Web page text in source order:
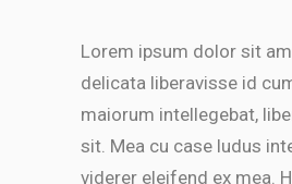
Lorem ipsum dolor sit
delicata liberavisse id
maiorum intellegebat,
sit. Mea cu case ludus
viderer eleifend ex mea.